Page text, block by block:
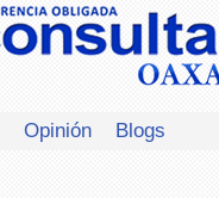
Opinión Blogs